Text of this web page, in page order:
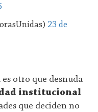
23 de
es otro que desnuda
institucional
que deciden no